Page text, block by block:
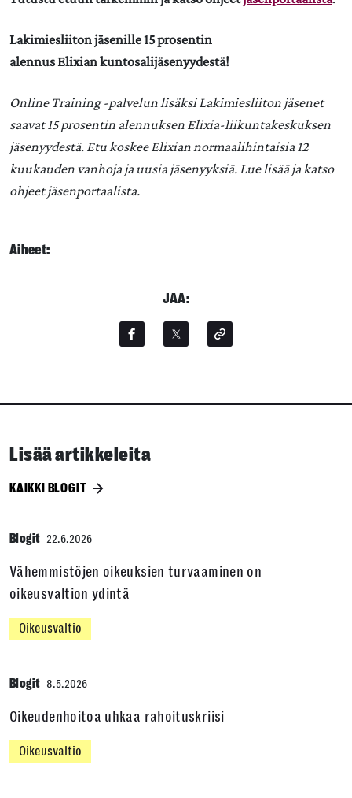
Lakimiesliitonjäsenille 15 prosentin
alennusElixiankuntosalijäsenyydestä!
Online Training -palvelun lisäksi Lakimiesliiton jäsenet
saavat 15 prosentin alennuksen Elixia-liikuntakeskuksen
jäsenyydestä. Etu koskeeElixiannormaalihintaisia 12
kuukauden vanhoja ja uusia jäsenyyksiä. Lue lisää ja katso
ohjeet jäsenportaalista.
Aiheet:
JAA:
Lisää artikkeleita
KAIKKI BLOGIT
Blogit 22.6.2026
Vähemmistöjen oikeuksien turvaaminen on
oikeusvaltion ydintä
Oikeusvaltio
Blogit 8.5.2026
Oikeudenhoitoa uhkaa rahoituskriisi
Oikeusvaltio